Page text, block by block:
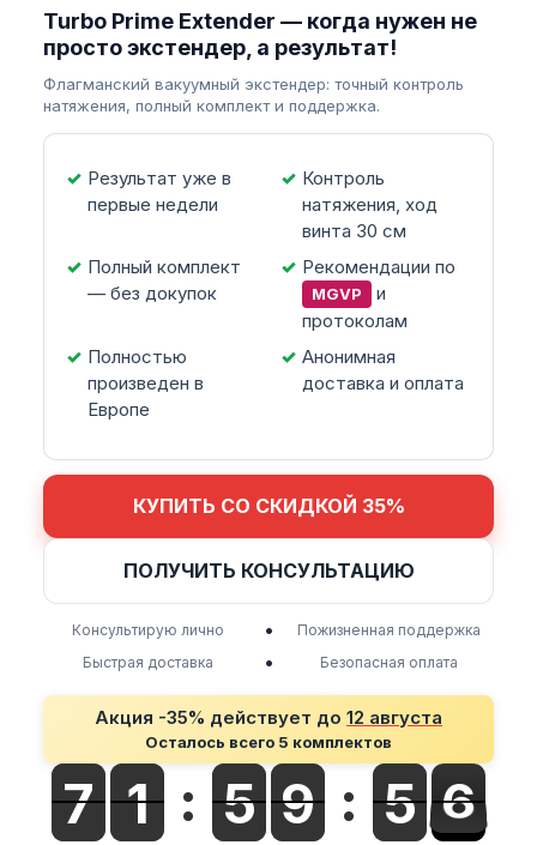
Turbo Prime Extender — когда нужен не
просто экстендер, а результат!
Флагманский вакуумный экстендер: точный контроль
натяжения, полный комплект и поддержка.
Результат уже в
первые недели
Контроль
натяжения, ход
винта 30 см
Полный комплект
— без докупок
Рекомендации по
MGVP
и
протоколам
Полностью
произведен в
Европе
Анонимная
доставка и оплата
КУПИТЬ СО СКИДКОЙ 35%
ПОЛУЧИТЬ КОНСУЛЬТАЦИЮ
Консультирую лично •
Пожизненная поддержка
Быстрая доставка
• Безопасная оплата
Акция -35% действует до 12 августа
Осталось всего 5 комплектов